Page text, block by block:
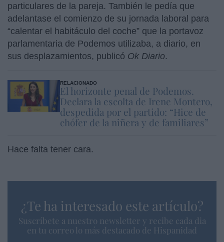
particulares de la pareja. También le pedía que
adelantase el comienzo de su jornada laboral para
“calentar el habitáculo del coche” que la portavoz
parlamentaria de Podemos utilizaba, a diario, en
sus desplazamientos, publicó Ok Diario.
RELACIONADO
El horizonte penal de Podemos.
Declara la escolta de Irene Montero,
despedida por el partido: “Hice de
chófer de la niñera y de familiares”
Hace falta tener cara.
¿Te ha interesado este artículo?
Suscríbete a nuestro newsletter y recibe cada dia
en tu correo lo más destacado de Hispanidad